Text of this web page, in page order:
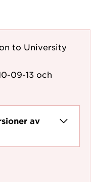
to University
09-13 och
av